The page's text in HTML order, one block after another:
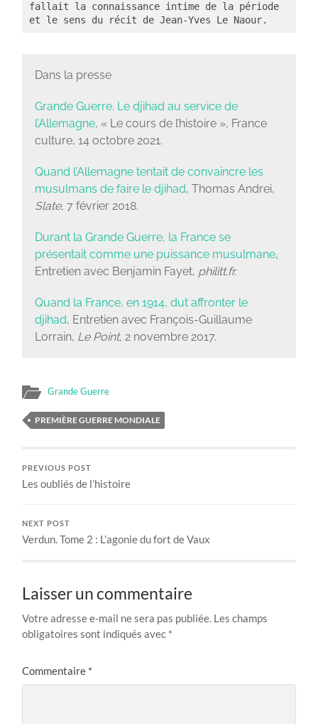
fallait la connaissance intime de la période
et le sens du récit de Jean-Yves Le Naour.
Dans la presse
Grande Guerre. Le djihad au service de
l’Allemagne, « Le cours de l’histoire », France
culture, 14 octobre 2021.
Quand l’Allemagne tentait de convaincre les
musulmans de faire le djihad, Thomas Andrei,
Slate, 7 février 2018.
Durant la Grande Guerre, la France se
présentait comme une puissance musulmane,
Entretien avec Benjamin Fayet, philitt.fr.
Quand la France, en 1914, dut affronter le
djihad, Entretien avec François-Guillaume
Lorrain, Le Point, 2 novembre 2017.
Grande Guerre
PREMIÈRE GUERRE MONDIALE
PREVIOUS POST
Les oubliés de l’histoire
NEXT POST
Verdun. Tome 2 : L’agonie du fort de Vaux
Laisser un commentaire
Votre adresse e-mail ne sera pas publiée. Les champs
obligatoires sont indiqués avec *
Commentaire *